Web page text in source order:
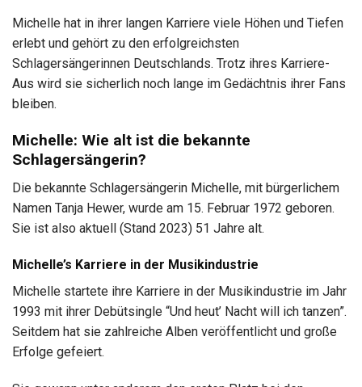
Michelle hat in ihrer langen Karriere viele Höhen und Tiefen
erlebt und gehört zu den erfolgreichsten
Schlagersängerinnen Deutschlands. Trotz ihres Karriere-
Aus wird sie sicherlich noch lange im Gedächtnis ihrer Fans
bleiben.
Michelle: Wie alt ist die bekannte
Schlagersängerin?
Die bekannte Schlagersängerin Michelle, mit bürgerlichem
Namen Tanja Hewer, wurde am 15. Februar 1972 geboren.
Sie ist also aktuell (Stand 2023) 51 Jahre alt.
Michelle’s Karriere in der Musikindustrie
Michelle startete ihre Karriere in der Musikindustrie im Jahr
1993 mit ihrer Debütsingle “Und heut’ Nacht will ich tanzen”.
Seitdem hat sie zahlreiche Alben veröffentlicht und große
Erfolge gefeiert.